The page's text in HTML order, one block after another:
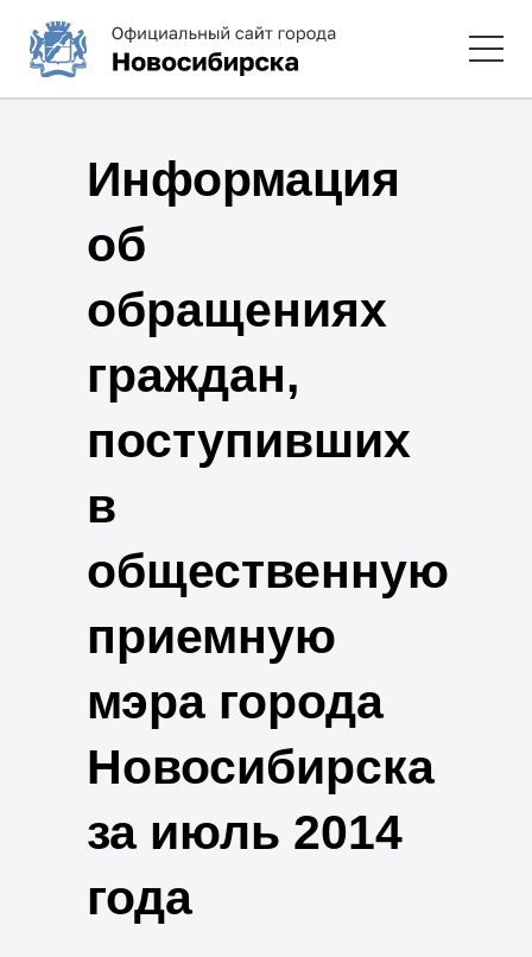
Информация
об
обращениях
граждан,
поступивших
в
общественную
приемную
мэра города
Новосибирска
за июль 2014
года